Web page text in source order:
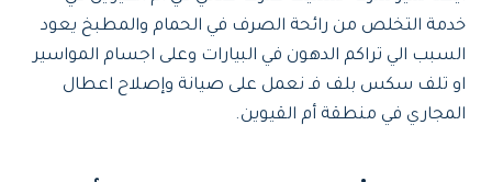
خدمة التخلص من رائحة الصرف في الحمام والمطبخ يعود
السبب الي تراكم الدهون في البيارات وعلى اجسام المواسير
او تلف سكس بلف فـ نعمل على صيانة وإصلاح اعطال
المجاري في منطقة أم القيوين.